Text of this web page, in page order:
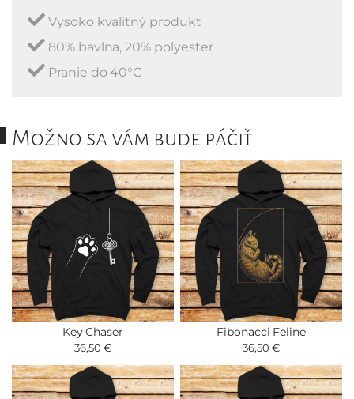
Vysoko kvalitný produkt
80% bavlna, 20% polyester
Pranie do 40°C
Možno sa vám bude páčiť
Key Chaser
36,50 €
Fibonacci Feline
36,50 €